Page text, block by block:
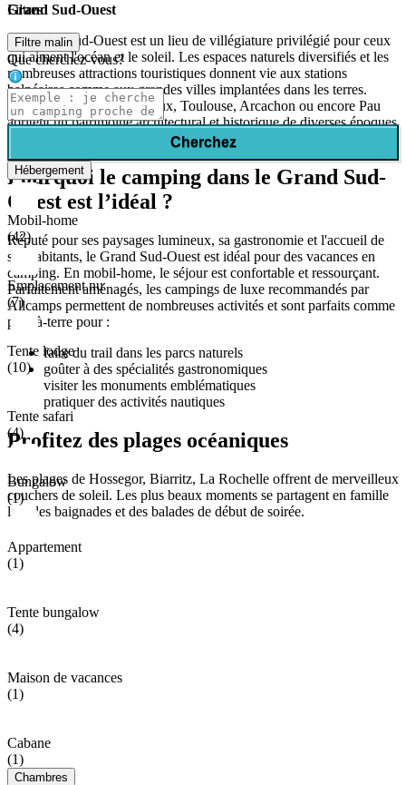
Grand Sud-Ouest
Le Grand Sud-Ouest est un lieu de villégiature privilégié pour ceux
qui aiment l'océan et le soleil. Les espaces naturels diversifiés et les
nombreuses attractions touristiques donnent vie aux stations
balnéaires comme aux grandes villes implantées dans les terres.
Saint-Jean de Luz, Bordeaux, Toulouse, Arcachon ou encore Pau
abritent un patrimoine architectural et historique de diverses époques
Pourquoi le camping dans le Grand Sud-
Ouest est l’idéal ?
Réputé pour ses paysages lumineux, sa gastronomie et l'accueil de
ses habitants, le Grand Sud-Ouest est idéal pour des vacances en
camping. En mobil-home, le séjour est confortable et ressourçant.
Parfaitement aménagés, les campings de luxe recommandés par
Allcamps permettent de nombreuses activités et sont parfaits comme
pied-à-terre pour :
faire du trail dans les parcs naturels
goûter à des spécialités gastronomiques
visiter les monuments emblématiques
pratiquer des activités nautiques
Profitez des plages océaniques
Les plages de Hossegor, Biarritz, La Rochelle offrent de merveilleux
couchers de soleil. Les plus beaux moments se partagent en famille
lors des baignades et des balades de début de soirée.
Filtres
Filtre malin
Que cherchez-vous?
Cherchez
Hébergement
Mobil-home
(42)
Emplacement nu
(7)
Tente lodge
(10)
Tente safari
(4)
Bungalow
(1)
Appartement
(1)
Tente bungalow
(4)
Maison de vacances
(1)
Cabane
(1)
Chambres